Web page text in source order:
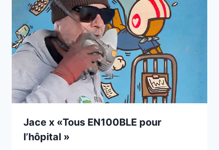
Jace x «Tous EN100BLE pour
l’hôpital »